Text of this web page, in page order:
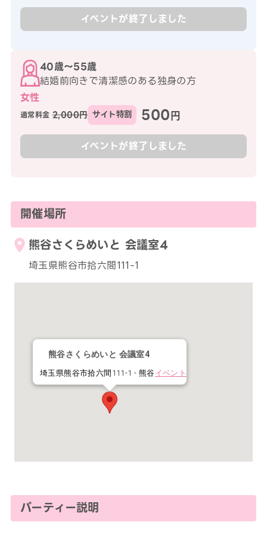
イベントが終了しました
女性
40歳〜55歳
結婚前向きで清潔感のある独身の方
通常料金 2,000円 サイト特割 500円
イベントが終了しました
開催場所
熊谷さくらめいと 会議室4
埼玉県熊谷市拾六間111-1
熊谷さくらめいと 会議室4
埼玉県熊谷市拾六間111-1 - 熊谷イベント
パーティー説明